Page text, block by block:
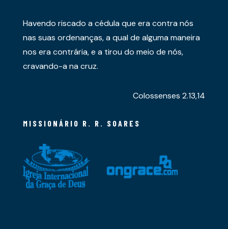
Havendo riscado a cédula que era contra nós
nas suas ordenanças, a qual de alguma maneira
nos era contrária, e a tirou do meio de nós,
cravando-a na cruz.
Colossenses 2.13,14
MISSIONÁRIO R. R. SOARES